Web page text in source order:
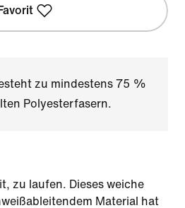
Favorit
zu mindestens 75 %
Polyesterfasern.
zu laufen. Dieses weiche
Material hat